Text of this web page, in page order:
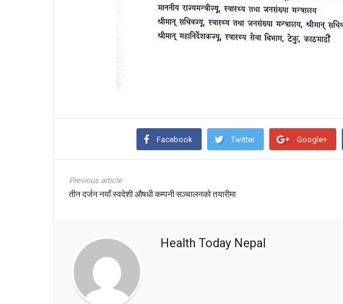
Facebook Twitter Google+
Previous article
तीन दर्जन नयाँ स्वदेशी औषधी कम्पनी सञ्चालनको तयारीमा
Health Today Nepal